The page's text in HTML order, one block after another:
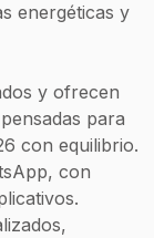
energéticas y
y ofrecen
para
con equilibrio.
con